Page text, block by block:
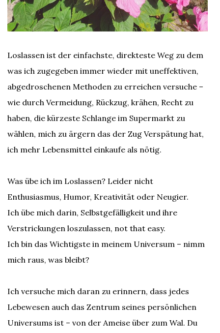
Loslassen ist der einfachste, direkteste Weg zu dem
was ich zugegeben immer wieder mit uneffektiven,
abgedroschenen Methoden zu erreichen versuche –
wie durch Vermeidung, Rückzug, krähen, Recht zu
haben, die kürzeste Schlange im Supermarkt zu
wählen, mich zu ärgern das der Zug Verspätung hat,
ich mehr Lebensmittel einkaufe als nötig.
Was übe ich im Loslassen? Leider nicht
Enthusiasmus, Humor, Kreativität oder Neugier.
Ich übe mich darin, Selbstgefälligkeit und ihre
Verstrickungen loszulassen, not that easy.
Ich bin das Wichtigste in meinem Universum – nimm
mich raus, was bleibt?
Ich versuche mich daran zu erinnern, dass jedes
Lebewesen auch das Zentrum seines persönlichen
Universums ist – von der Ameise über zum Wal. Du